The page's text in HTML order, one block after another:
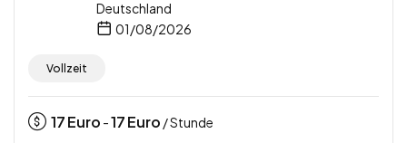
Deutschland
01/08/2026
Vollzeit
17Euro -17Euro / Stunde